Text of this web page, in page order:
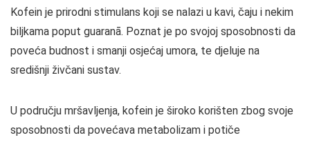
Kofein je prirodni stimulans koji se nalazi u kavi, čaju i nekim
biljkama poput guaranā. Poznat je po svojoj sposobnosti da
poveća budnost i smanji osjećaj umora, te djeluje na
središnji živčani sustav.
U području mršavljenja, kofein je široko korišten zbog svoje
sposobnosti da povećava metabolizam i potiče